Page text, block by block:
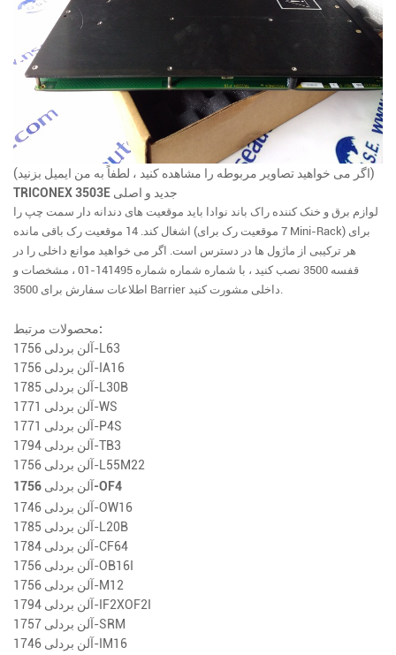
(اگر می خواهید تصاویر مربوطه را مشاهده کنید ، لطفاً به من ایمیل بزنید)
TRICONEX 3503E جدید و اصلی
لوازم برق و خنک کننده راک باند نوادا باید موقعیت های دندانه دار سمت چپ را
اشغال کند. 14 موقعیت رک باقی مانده (7 موقعیت رک برای Mini-Rack) برای
هر ترکیبی از ماژول ها در دسترس است. اگر می خواهید موانع داخلی را در
قفسه 3500 نصب کنید ، با شماره شماره شماره 141495-01 ، مشخصات و
اطلاعات سفارش برای 3500 Barrier داخلی مشورت کنید.
محصولات مرتبط:
آلن بردلی 1756-L63
آلن بردلی 1756-IA16
آلن بردلی 1785-L30B
آلن بردلی 1771-WS
آلن بردلی 1771-P4S
آلن بردلی 1794-TB3
آلن بردلی 1756-L55M22
آلن بردلی 1756-OF4
آلن بردلی 1746-OW16
آلن بردلی 1785-L20B
آلن بردلی 1784-CF64
آلن بردلی 1756-OB16I
آلن بردلی 1756-M12
آلن بردلی 1794-IF2XOF2I
آلن بردلی 1757-SRM
آلن بردلی 1746-IM16